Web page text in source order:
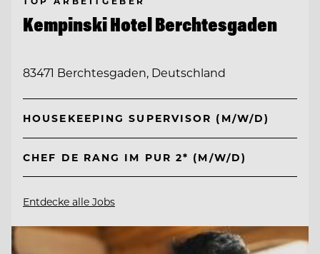
Kempinski Hotel Berchtesgaden
83471 Berchtesgaden, Deutschland
HOUSEKEEPING SUPERVISOR (M/W/D)
CHEF DE RANG IM PUR 2* (M/W/D)
Entdecke alle Jobs